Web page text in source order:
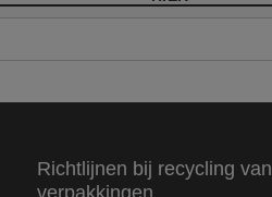
Richtlijnen bij recycling van
verpakkingen